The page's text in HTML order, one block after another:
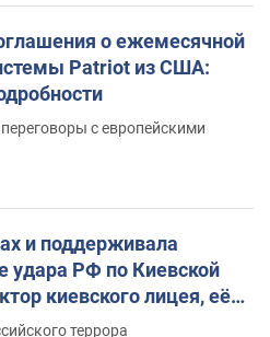
о ежемесячной
Patriot из США:
с европейскими
и поддерживала
удара РФ по Киевской
киевского лицея, её
террора